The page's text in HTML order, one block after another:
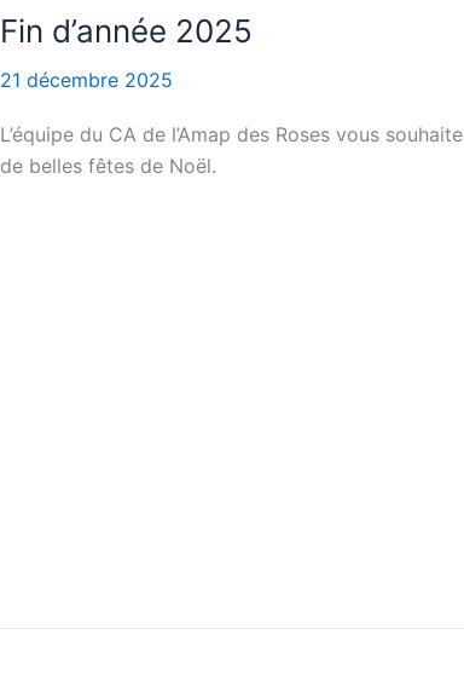
Fin d’année 2025
21 décembre 2025
L’équipe du CA de l’Amap des Roses vous souhaite
de belles fêtes de Noël.